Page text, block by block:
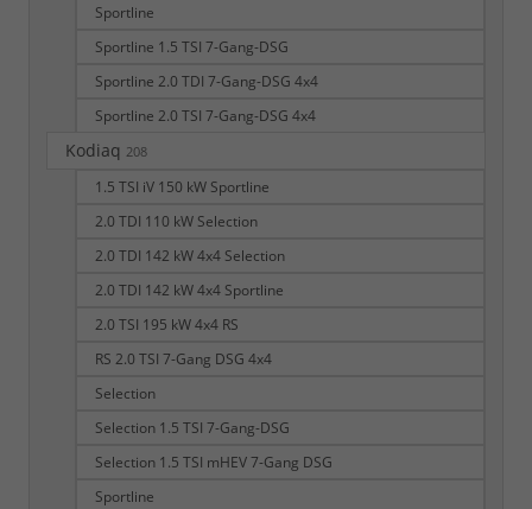
Sportline
Sportline 1.5 TSI 7-Gang-DSG
Sportline 2.0 TDI 7-Gang-DSG 4x4
Sportline 2.0 TSI 7-Gang-DSG 4x4
Kodiaq 208
1.5 TSI iV 150 kW Sportline
2.0 TDI 110 kW Selection
2.0 TDI 142 kW 4x4 Selection
2.0 TDI 142 kW 4x4 Sportline
2.0 TSI 195 kW 4x4 RS
RS 2.0 TSI 7-Gang DSG 4x4
Selection
Selection 1.5 TSI 7-Gang-DSG
Selection 1.5 TSI mHEV 7-Gang DSG
Sportline